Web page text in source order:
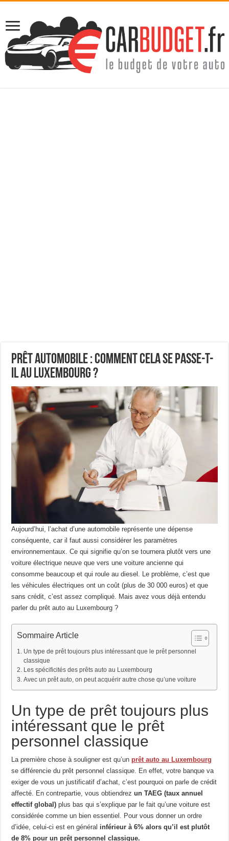
Prêt automobile : comment cela se passe-t-
il au Luxembourg ?
Aujourd’hui, l’achat d’une automobile représente une dépense
conséquente, car il faut aussi considérer les paramètres
environnementaux. Ce qui signifie qu’on se tournera plutôt vers une
voiture électrique neuve que vers une voiture ancienne qui
consomme beaucoup et qui roule au diesel. Le problème, c’est que
les véhicules électriques ont un coût (plus de 30 000 euros) et que
sans crédit, c’est assez compliqué. Mais avez vous déjà entendu
parler du prêt auto au Luxembourg ?
Sommaire Article
Un type de prêt toujours plus intéressant que le prêt personnel
classique
Les spécificités des prêts auto au Luxembourg
Avec un prêt auto, on peut acquérir autre chose qu’une voiture
Un type de prêt toujours plus
intéressant que le prêt
personnel classique
La première chose à souligner est qu’unprêt auto au Luxembourg
se différencie du prêt personnel classique. En effet, votre banque va
exiger de vous un justificatif d’achat, c’est pourquoi on parle de crédit
affecté. En contrepartie, vous obtiendrezun TAEG (taux annuel
effectif global) plus bas qui s’explique par le fait qu’une voiture est
considérée comme un bien essentiel. Pour vous donner un ordre
d’idée, celui-ci est en général inférieur à 6% alors qu’il est plutôt
de 8% pour un prêt personnel classique.